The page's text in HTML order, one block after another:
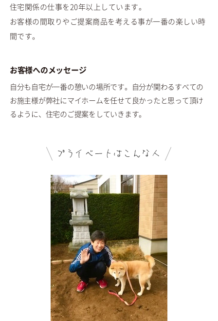
住宅関係の仕事を20年以上しています。
お客様の間取りやご提案商品を考える事が一番の楽しい時
間です。
お客様へのメッセージ
自分も自宅が一番の憩いの場所です。自分が関わるすべての
お施主様が弊社にマイホームを任せて良かったと思って頂け
るように、住宅のご提案をしていきます。